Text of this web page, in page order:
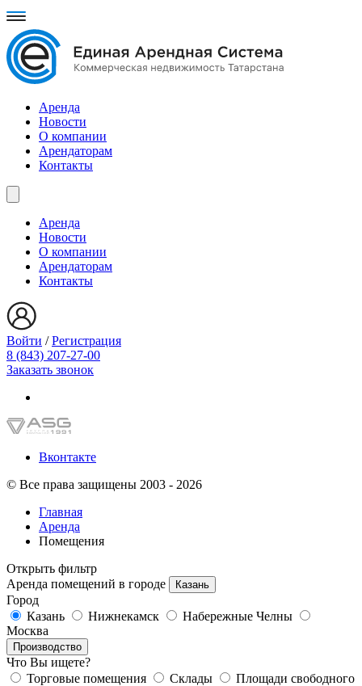
Аренда
Новости
О компании
Арендаторам
Контакты
Аренда
Новости
О компании
Арендаторам
Контакты
Войти /Регистрация
8 (843) 207-27-00
Заказать звонок
Вконтакте
© Все права защищены 2003 - 2026
Главная
Аренда
Помещения
Открыть фильтр
Аренда помещений в городе
Казань
Город
Казань
Нижнекамск
Набережные Челны
Москва
Производство
Что Вы ищете?
Торговые помещения
Склады
Площади свободного